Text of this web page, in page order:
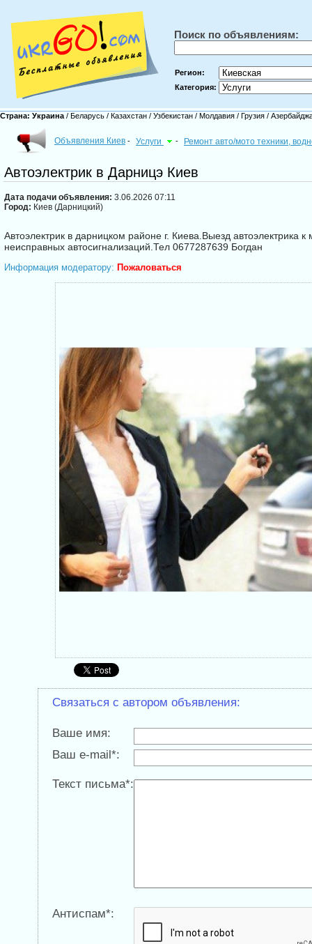
Поиск по объявлениям:
Регион:
Категория:
Страна: Украина / Беларусь / Казахстан / Узбекистан / Молдавия / Грузия /
Объявления Киев - Услуги - Ремонт авто/мото техники,
Автоэлектрик в Дарницэ Киев
Дата подачи объявления: 3.06.2026 07:11
Город: Киев (Дарницкий)
Автоэлектрик в дарницком районе г. Киева.Выезд автоэлектрика
неисправных автосигнализаций.Тел 0677287639 Богдан
Информация модератору: Пожаловаться
Связаться с автором объявления:
Ваше имя:
Ваш e-mail*:
Текст письма*:
Антиспам*: